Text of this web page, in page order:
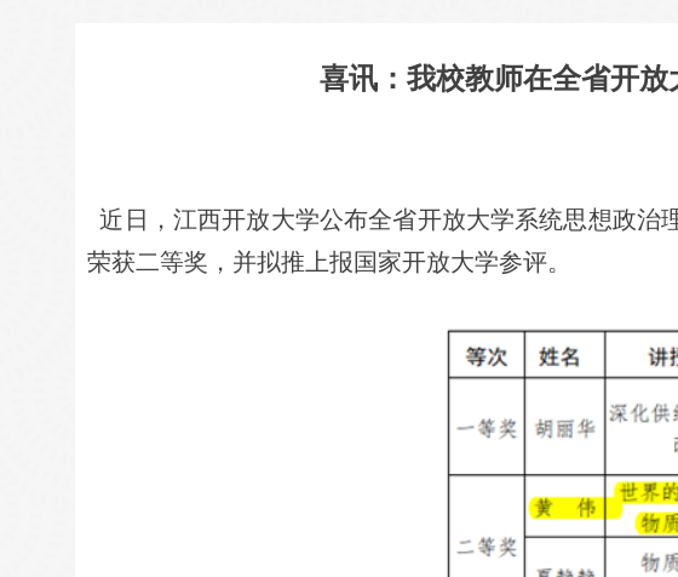
喜讯：我校教师在全省开
近日，江西开放大学公布全省开放大学系统思想政治
荣获二等奖，并拟推上报国家开放大学参评。